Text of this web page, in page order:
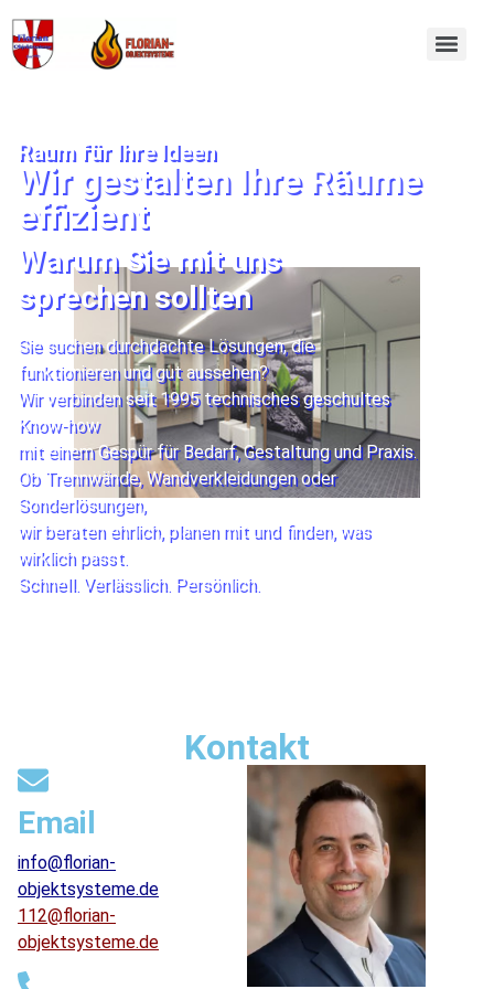
Raum für Ihre Ideen
Wir gestalten Ihre Räume
effizient
Warum Sie mit uns
sprechen sollten
Sie suchen durchdachte Lösungen, die
funktionieren und gut aussehen?
Wir verbinden seit 1995 technisches geschultes
Know-how
mit einem Gespür für Bedarf, Gestaltung und Praxis.
Ob Trennwände, Wandverkleidungen oder
Sonderlösungen,
wir beraten ehrlich, planen mit und finden, was
wirklich passt.
Schnell. Verlässlich. Persönlich.
Kontakt
Email
info@florian-
objektsysteme.de
112@florian-
objektsysteme.de